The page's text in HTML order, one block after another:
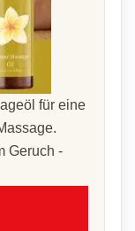
für eine
Geruch -